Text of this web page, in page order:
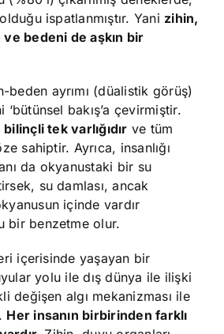
ispatlanmıştır. Yani zihin,
bedeni de aşkın bir
beden ayrımı (düalistik görüş)
bakış’a çevirmiştir.
tek varlığıdır ve tüm
sahiptir. Ayrıca, insanlığı
da okyanustaki bir su
su damlası, ancak
içinde vardır
bir benzetme olur.
içerisinde yaşayan bir
yolu ile dış dünya ile ilişki
değişen algı mekanizması ile
Her insanın birbirinden farklı